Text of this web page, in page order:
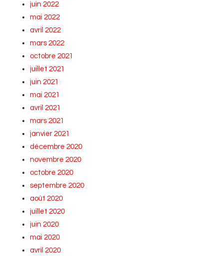
juin 2022
mai 2022
avril 2022
mars 2022
octobre 2021
juillet 2021
juin 2021
mai 2021
avril 2021
mars 2021
janvier 2021
décembre 2020
novembre 2020
octobre 2020
septembre 2020
août 2020
juillet 2020
juin 2020
mai 2020
avril 2020